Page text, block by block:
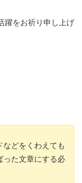
躍をお祈り申し上げ
などをくわえても
った文章にする必